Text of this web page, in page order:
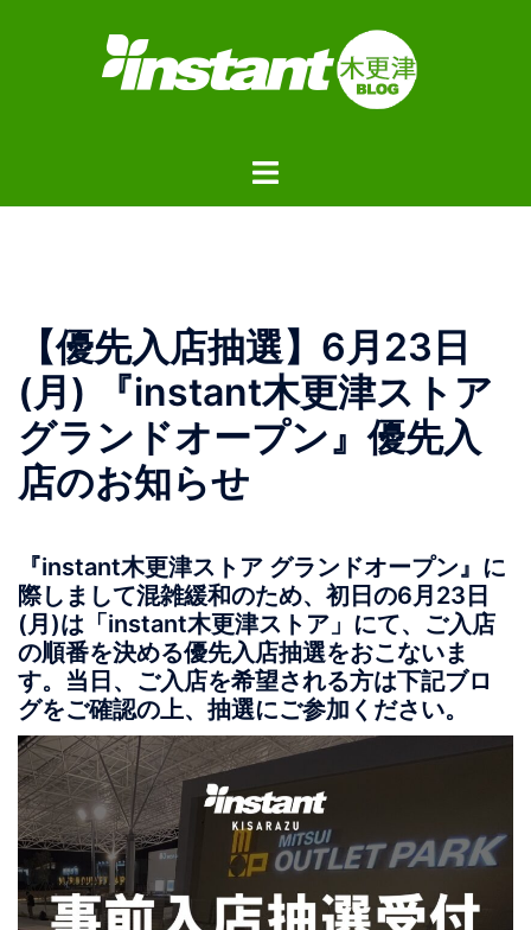
ト
ー
【優先入店抽選】6月23日
(月) 『instant木更津ストア
グランドオープン』優先入
店のお知らせ
『instant木更津ストア グランドオープン』に
際しまして混雑緩和のため、初日の6月23日
(月)は「instant木更津ストア」にて、ご入店
の順番を決める優先入店抽選をおこないま
す。当日、ご入店を希望される方は下記ブロ
グをご確認の上、抽選にご参加ください。